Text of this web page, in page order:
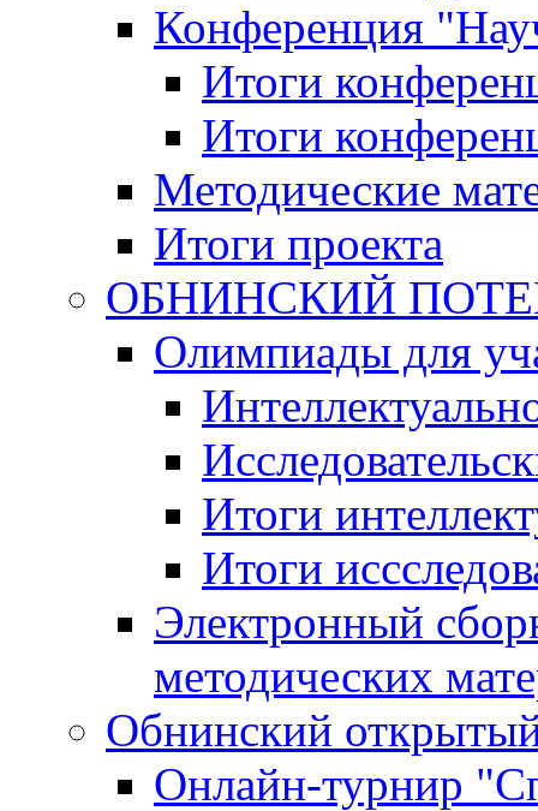
Конференция
Итоги
Итоги
Методические
Итоги проекта
ОБНИНСКИЙ
Олимпиады для
Итоги
Итоги
Электронный
методических
Обнинский
Онлайн-турнир